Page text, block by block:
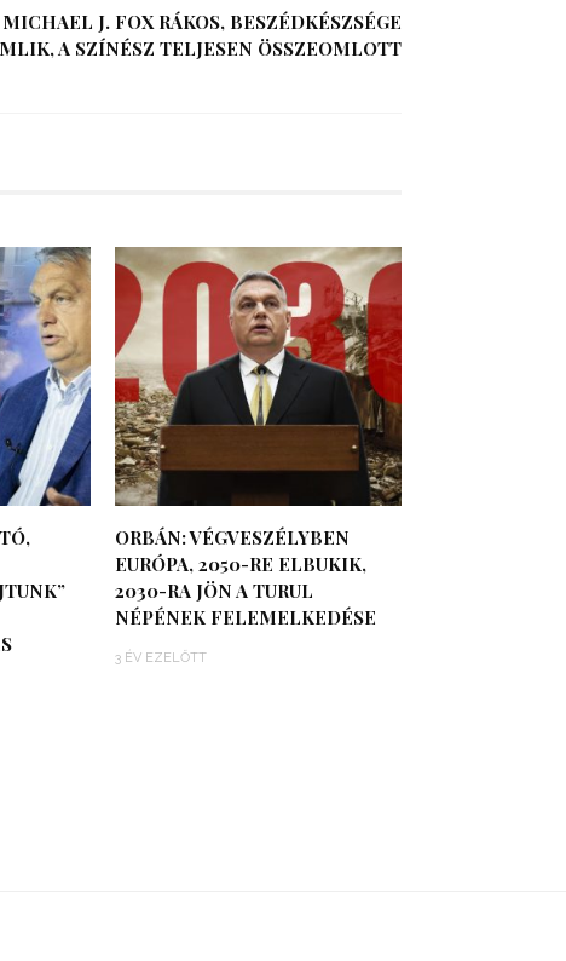
MICHAEL J. FOX RÁKOS, BESZÉDKÉSZSÉGE
A SZÍNÉSZ TELJESEN ÖSSZEOMLOTT
ORBÁN: VÉGVESZÉLYBEN
EURÓPA, 2050-RE ELBUKIK,
2030-RA JÖN A TURUL
NÉPÉNEK FELEMELKEDÉSE
3 ÉV EZELŐTT